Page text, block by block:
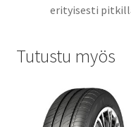
erityisesti
Tutustu myös